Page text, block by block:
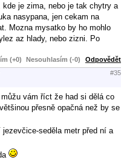
je zima, nebo je tak chytry a
nasypana, jen cekam na
Mozna mysatko by ho mohlo
az hlady, nebo zizni. Po
(+0) Nesouhlasím (-0) Odpovědět
#35
vám říct že had si dělá co
přesně opačná než by se
seděla metr před ní a